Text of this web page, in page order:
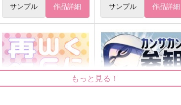
サンプル 作品詳細 サンプル 作品詳細
もっと見る！